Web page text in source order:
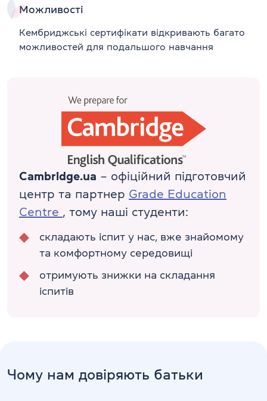
Можливості
Кембриджські сертифікати відкривають багато
можливостей для подальшого навчання
Cambridge.ua – офіційний підготовчий
центр та партнер Grade Education
Centre , тому наші студенти:
складають іспит у нас, вже знайомому
та комфортному середовищі
отримують знижки на складання
іспитів
Чому нам довіряють батьки